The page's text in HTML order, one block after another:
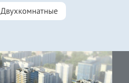
Двухкомнатные